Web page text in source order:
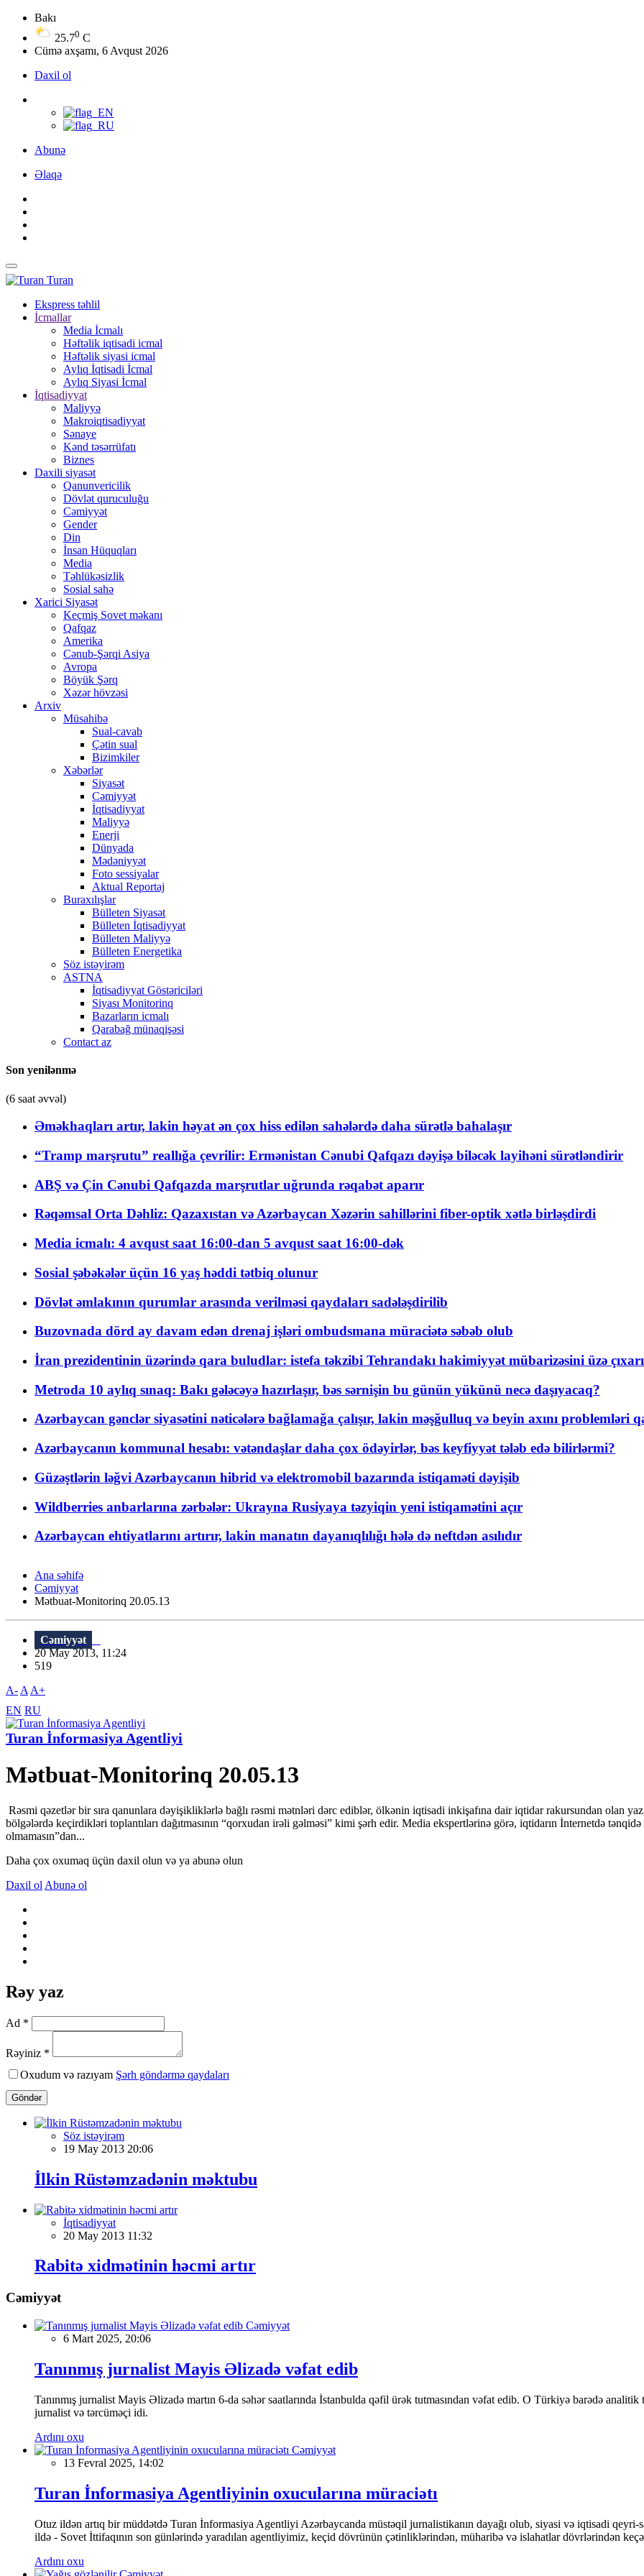
Bakı
25.70 C
Cümə axşamı, 6 Avqust 2026
Daxil ol
Abunə
Əlaqə
Turan
Ekspress təhlil
İcmallar
Media İcmalı
Həftəlik iqtisadi icmal
Həftəlik siyasi icmal
Aylıq İqtisadi İcmal
Aylıq Siyasi İcmal
İqtisadiyyat
Maliyyə
Makroiqtisadiyyat
Sənaye
Kənd təsərrüfatı
Biznes
Daxili siyasət
Qanunvericilik
Dövlət quruculuğu
Cəmiyyət
Gender
Din
İnsan Hüquqları
Media
Təhlükəsizlik
Sosial sahə
Xarici Siyasət
Keçmiş Sovet məkanı
Qafqaz
Amerika
Cənub-Şərqi Asiya
Avropa
Böyük Şərq
Xəzər hövzəsi
Arxiv
Müsahibə
Sual-cavab
Çətin sual
Bizimkiler
Xəbərlər
Siyasət
Cəmiyyət
İqtisadiyyat
Maliyyə
Enerji
Dünyada
Mədəniyyət
Foto sessiyalar
Aktual Reportaj
Buraxılışlar
Bülleten Siyasət
Bülleten İqtisadiyyat
Bülleten Maliyyə
Bülleten Energetika
Söz istəyirəm
ASTNA
İqtisadiyyat Göstəriciləri
Siyası Monitorinq
Bazarların icmalı
Qarabağ münaqişəsi
Contact az
Son yenilənmə
(6 saat əvvəl)
Əməkhaqları artır, lakin həyat ən çox hiss edilən sahələrdə daha sürətlə bahalaşır
“Tramp marşrutu” reallığa çevrilir: Ermənistan Cənubi Qafqazı dəyişə biləcək layihəni sürətləndirir
ABŞ və Çin Cənubi Qafqazda marşrutlar uğrunda rəqabət aparır
Rəqəmsal Orta Dəhliz: Qazaxıstan və Azərbaycan Xəzərin sahillərini fiber-optik xətlə birləşdirdi
Media icmalı: 4 avqust saat 16:00-dan 5 avqust saat 16:00-dək
Sosial şəbəkələr üçün 16 yaş həddi tətbiq olunur
Dövlət əmlakının qurumlar arasında verilməsi qaydaları sadələşdirilib
Buzovnada dörd ay davam edən drenaj işləri ombudsmana müraciətə səbəb olub
İran prezidentinin üzərində qara buludlar: istefa təkzibi Tehrandakı hakimiyyət mübarizəsini üzə
Metroda 10 aylıq sınaq: Bakı gələcəyə hazırlaşır, bəs sərnişin bu günün yükünü necə daşıyacaq?
Azərbaycan gənclər siyasətini nəticələrə bağlamağa çalışır, lakin məşğulluq və beyin axını problemləri
Azərbaycanın kommunal hesabı: vətəndaşlar daha çox ödəyirlər, bəs keyfiyyət tələb edə bilirlərmi?
Güzəştlərin ləğvi Azərbaycanın hibrid və elektromobil bazarında istiqaməti dəyişib
Wildberries anbarlarına zərbələr: Ukrayna Rusiyaya təzyiqin yeni istiqamətini açır
Azərbaycan ehtiyatlarını artırır, lakin manatın dayanıqlılığı hələ də neftdən asılıdır
Ana səhifə
Cəmiyyət
Mətbuat-Monitorinq 20.05.13
Cəmiyyət
20 May 2013, 11:24
519
A- A A+
EN RU
Turan İnformasiya Agentliyi
Mətbuat-Monitorinq 20.05.13
Rəsmi qəzetlər bir sıra qanunlara dəyişikliklərlə bağlı rəsmi mətnləri dərc ediblər, ölkənin iqtisadi inkişafına dair iqtidar rakursundan olan
bölgələrdə keçirdikləri toplantıları dağıtmasının “qorxudan irəli gəlməsi” kimi şərh edir. Media ekspertlərinə görə, iqtidarın İnternetdə
olmamasın”dan...
Daha çox oxumaq üçün daxil olun və ya abunə olun
Daxil ol Abunə ol
Rəy yaz
Ad *
Rəyiniz *
Oxudum və razıyam Şərh göndərmə qaydaları
Göndər
Söz istəyirəm
19 May 2013 20:06
İlkin Rüstəmzadənin məktubu
İqtisadiyyat
20 May 2013 11:32
Rabitə xidmətinin həcmi artır
Cəmiyyət
Cəmiyyət
6 Mart 2025, 20:06
Tanınmış jurnalist Mayis Əlizadə vəfat edib
Tanınmış jurnalist Mayis Əlizadə martın 6-da səhər saatlarında İstanbulda qəfil ürək tutmasından vəfat edib. O Türkiyə barədə
jurnalist və tərcüməçi idi.
Ardını oxu
Cəmiyyət
13 Fevral 2025, 14:02
Turan İnformasiya Agentliyinin oxucularına müraciətı
Otuz ildən artıq bir müddətdə Turan İnformasiya Agentliyi Azərbaycanda müstəqil jurnalistikanın dayağı olub, siyasi və iqtisadi
ildə - Sovet İttifaqının son günlərində yaradılan agentliyimiz, keçid dövrünün çətinliklərindən, müharibə və islahatlar dövrlərindən
Ardını oxu